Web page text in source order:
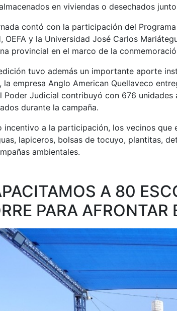
en viviendas o desechados
contó con la participación del
OEFA y la Universidad José Carlos
provincial en el marco de la
tuvo además un importante aporte
la empresa Anglo American Quellaveco
Poder Judicial contribuyó con 676
durante la campaña.
incentivo a la participación, los vecinos que
lapiceros, bolsas de tocuyo, plantitas,
ambientales.
A 80
PARA